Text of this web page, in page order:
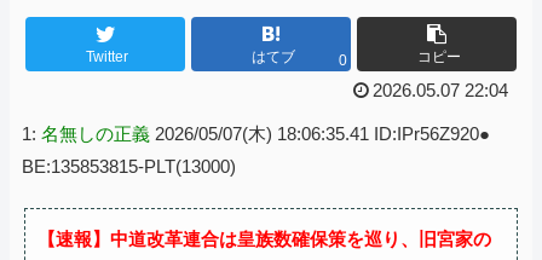
Twitter はてブ 0 コピー
2026.05.07 22:04
1: 名無しの正義 2026/05/07(木) 18:06:35.41 ID:IPr56Z920●
BE:135853815-PLT(13000)
【速報】中道改革連合は皇族数確保策を巡り、旧宮家の